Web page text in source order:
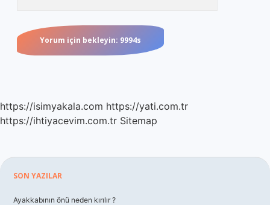
https://isimyakala.com https://yati.com.tr
https://ihtiyacevim.com.tr Sitemap
Sidebar
SON YAZILAR
Ayakkabının önü neden kırılır ?